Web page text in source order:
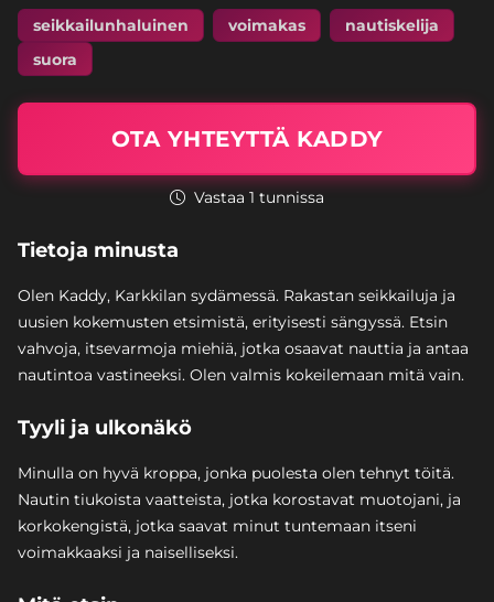
seikkailunhaluinen voimakas
nautiskelija
suora
OTA YHTEYTTÄ KADDY
Vastaa 1 tunnissa
Tietoja minusta
Olen Kaddy, Karkkilan sydämessä. Rakastan seikkailuja ja
uusien kokemusten etsimistä, erityisesti sängyssä. Etsin
vahvoja, itsevarmoja miehiä, jotka osaavat nauttia ja antaa
nautintoa vastineeksi. Olen valmis kokeilemaan mitä vain.
Tyyli ja ulkonäkö
Minulla on hyvä kroppa, jonka puolesta olen tehnyt töitä.
Nautin tiukoista vaatteista, jotka korostavat muotojani, ja
korkokengistä, jotka saavat minut tuntemaan itseni
voimakkaaksi ja naiselliseksi.